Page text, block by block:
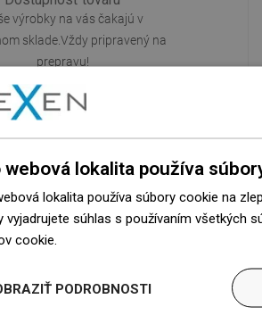
výrobky na vás čakajú v
sklade.Vždy pripravený na
prepravu!


webová lokalita používa
lokalita používa súbory cookie na
vyjadrujete súhlas s používaním všetkých
cookie.
PODROBNOSTI